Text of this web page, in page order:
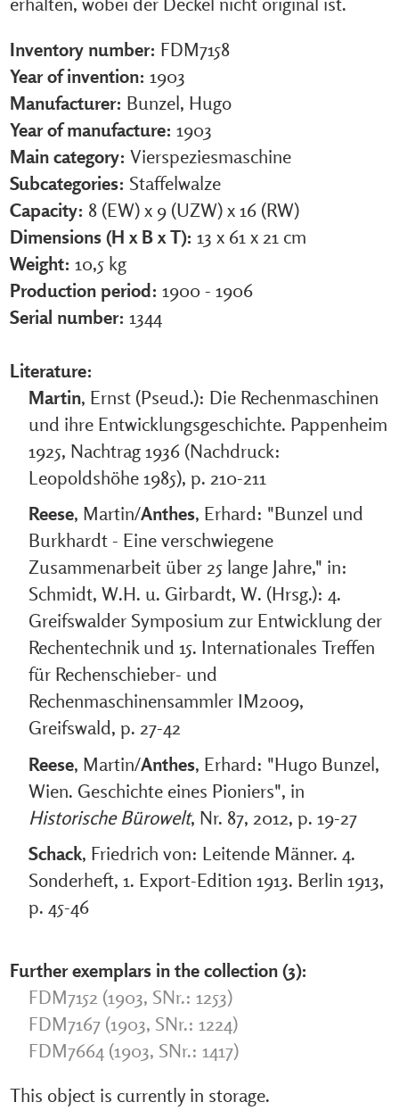
Inventory number: FDM7158
Year of invention: 1903
Manufacturer: Bunzel, Hugo
Year of manufacture: 1903
Main category: Vierspeziesmaschine
Subcategories: Staffelwalze
Capacity: 8 (EW) x 9 (UZW) x 16 (RW)
Dimensions (H x B x T): 13 x 61 x 21 cm
Weight: 10,5 kg
Production period: 1900 - 1906
Serial number: 1344
Literature:
Martin, Ernst (Pseud.): Die Rechenmaschinen
und ihre Entwicklungsgeschichte. Pappenheim
1925, Nachtrag 1936 (Nachdruck:
Leopoldshöhe 1985), p. 210-211
Reese, Martin/Anthes, Erhard: "Bunzel und
Burkhardt - Eine verschwiegene
Zusammenarbeit über 25 lange Jahre," in:
Schmidt, W.H. u. Girbardt, W. (Hrsg.): 4.
Greifswalder Symposium zur Entwicklung der
Rechentechnik und 15. Internationales Treffen
für Rechenschieber- und
Rechenmaschinensammler IM2009,
Greifswald, p. 27-42
Reese, Martin/Anthes, Erhard: "Hugo Bunzel,
Wien. Geschichte eines Pioniers", in
Historische Bürowelt, Nr. 87, 2012, p. 19-27
Schack, Friedrich von: Leitende Männer. 4.
Sonderheft, 1. Export-Edition 1913. Berlin 1913,
p. 45-46
Further exemplars in the collection (3):
FDM7152 (1903, SNr.: 1253)
FDM7167 (1903, SNr.: 1224)
FDM7664 (1903, SNr.: 1417)
This object is currently in storage.